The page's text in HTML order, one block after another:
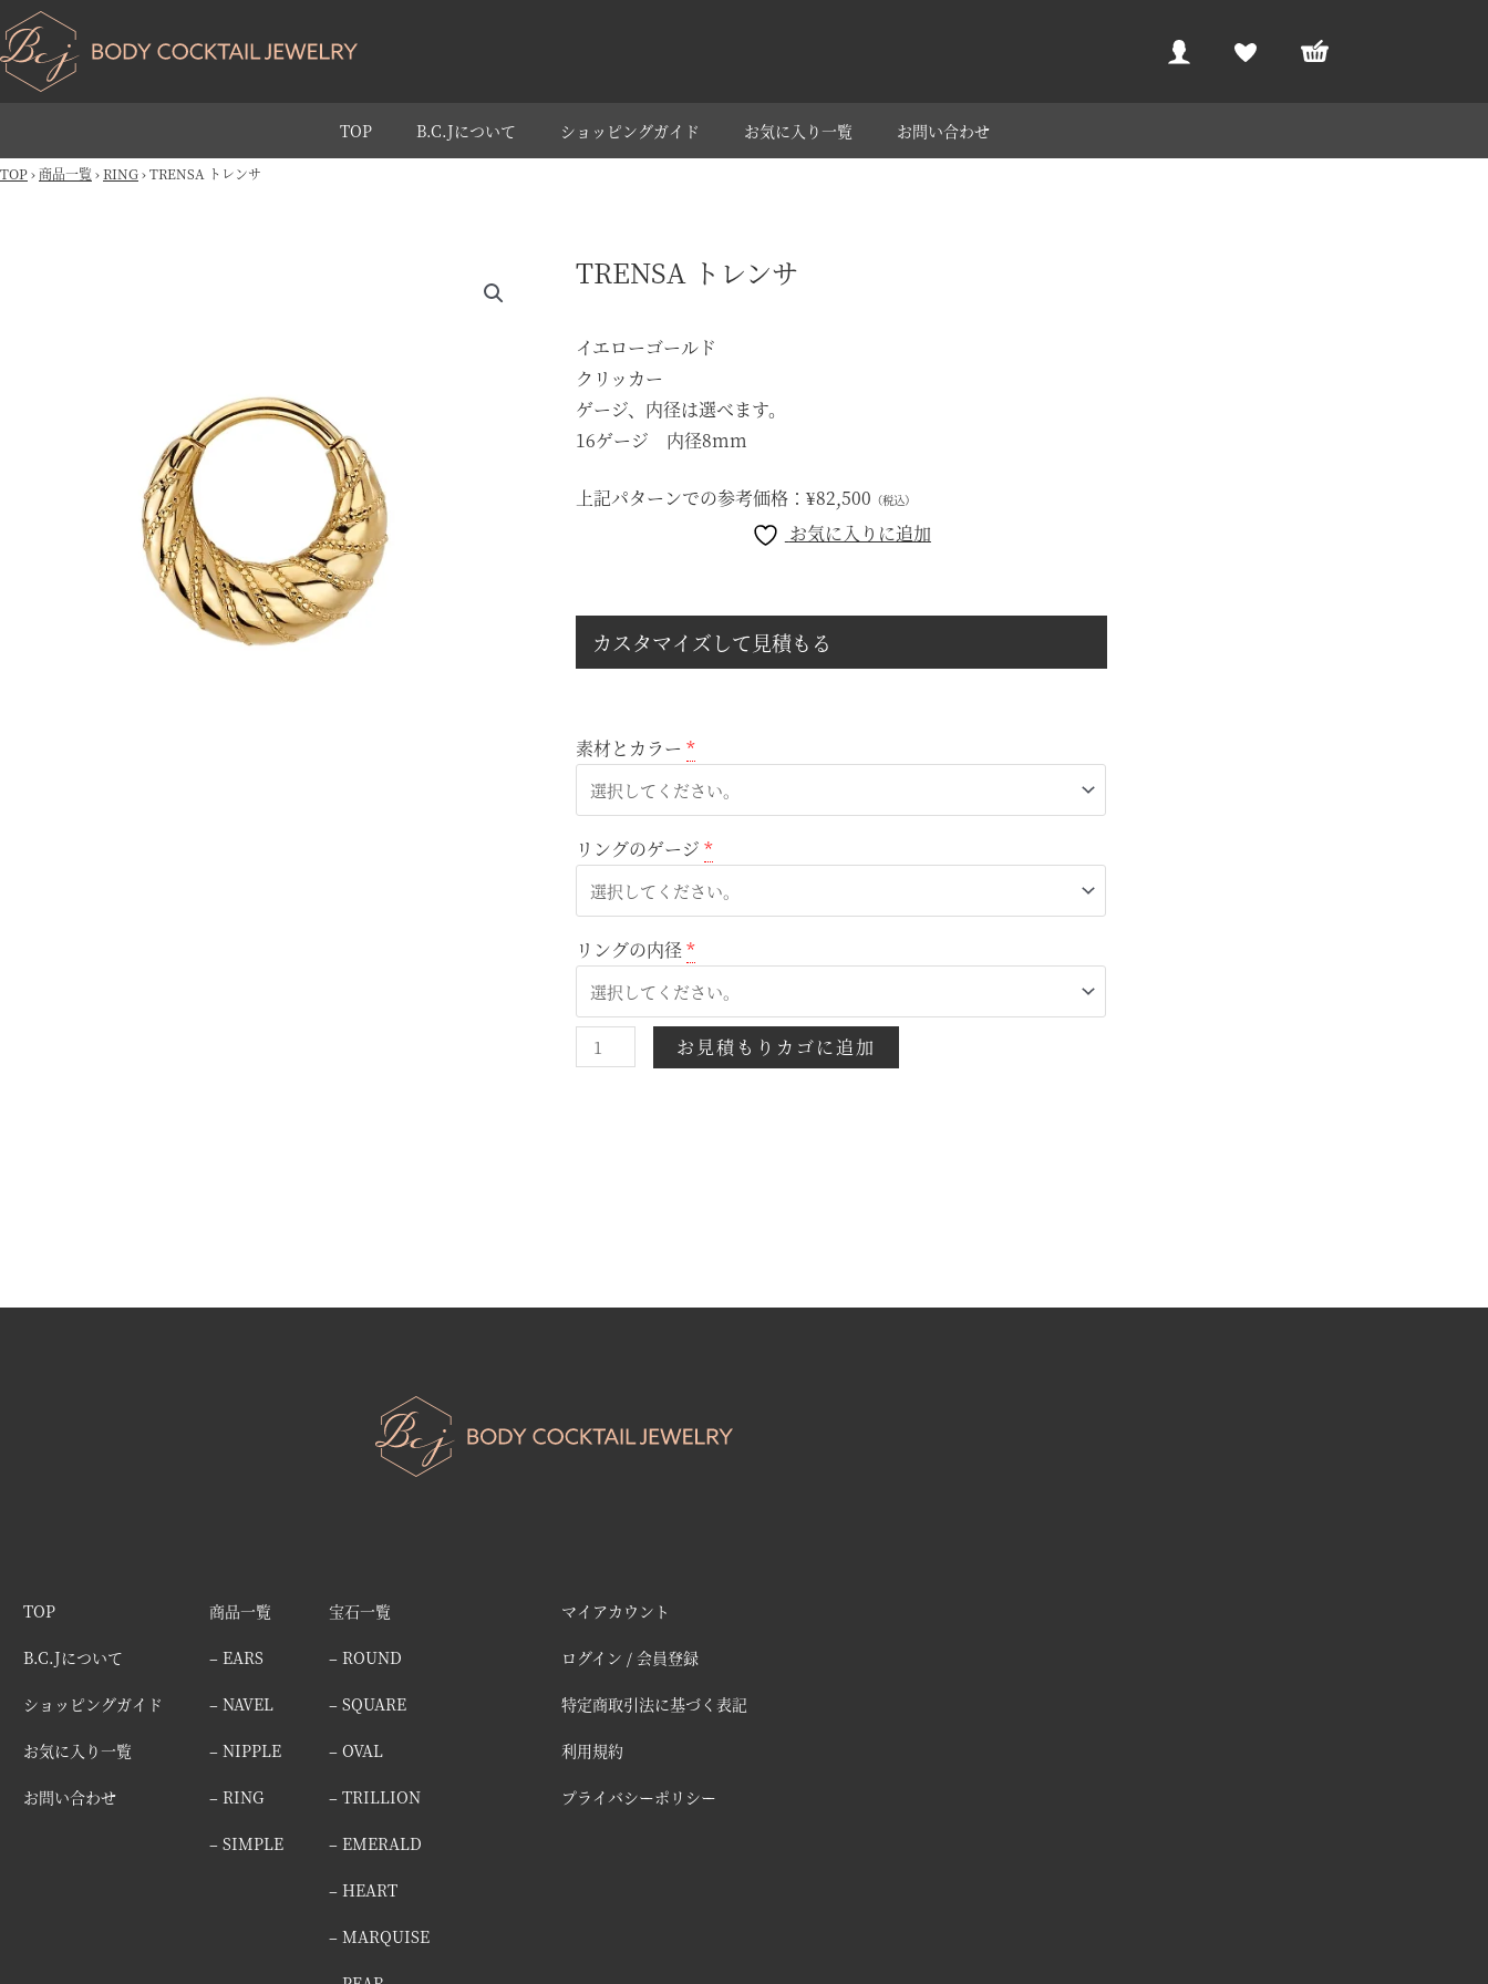
TOP B.C.Jについて ショッピングガイド お気に入り一覧 お問い合わせ
TOP›商品一覧 ›RING›TRENSA トレンサ
TRENSA トレンサ
イエローゴールド
クリッカー
ゲージ、内径は選べます。
16ゲージ 内径8mm
上記パターンでの参考価格： ¥82,500 （税込）
お気に入りに追加
カスタマイズして見積もる
素材とカラー *
リングのゲージ *
リングの内径*
お見積もりカゴに追加
TOP
B.C.Jについて
ショッピングガイド
お気に入り一覧
お問い合わせ
商品一覧
– EARS
– NAVEL
– NIPPLE
– RING
– SIMPLE
宝石一覧
– ROUND
– SQUARE
– OVAL
– TRILLION
– EMERALD
– HEART
– MARQUISE
マイアカウント
ログイン / 会員登録
特定商取引法に基づく表記
利用規約
プライバシーポリシー